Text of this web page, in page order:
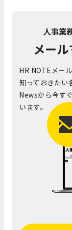
人事業
メール
HR NOTEメー
知っておきたい
Newsから今す
います。